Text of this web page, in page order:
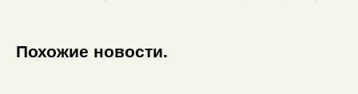
Похожие новости.